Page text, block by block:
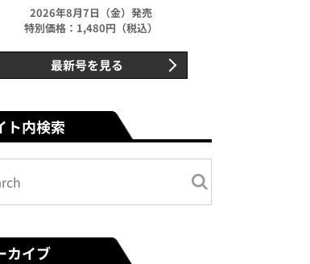
2026年8月7日（金）発売
特別価格：1,480円（税込）
最新号を見る
ト内検索
カイブ